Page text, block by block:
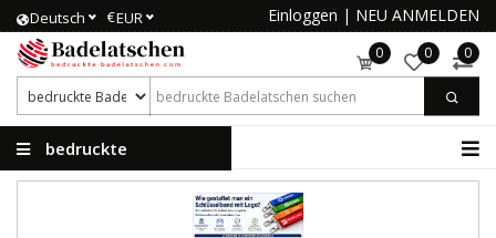
Deutsch €EUR Einloggen | NEU ANMELDEN
0 0 0
bedruckte